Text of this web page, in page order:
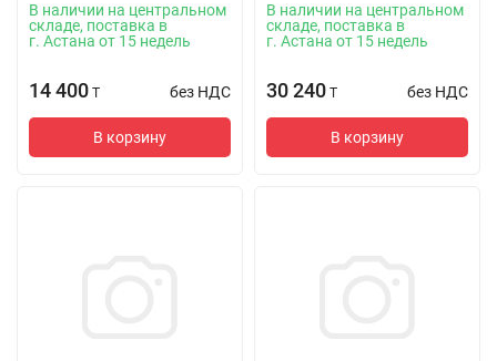
В наличии на центральном
складе, поставка в
г. Астана от 15 недель
14 400 T без НДС
В корзину
В наличии на центральном
складе, поставка в
г. Астана от 15 недель
30 240 T без НДС
В корзину